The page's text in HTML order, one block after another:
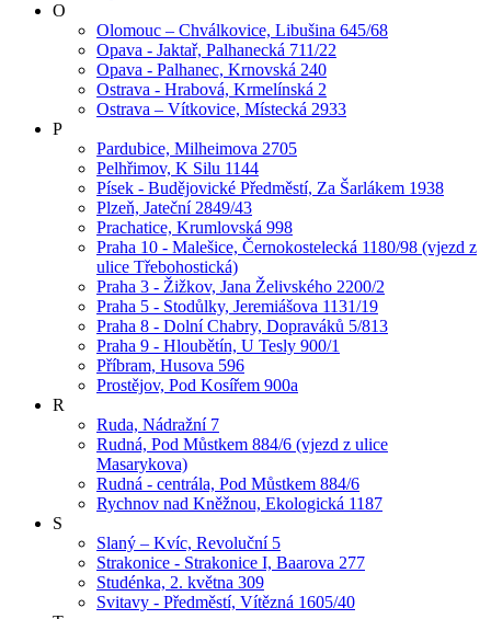
O
Olomouc – Chválkovice, Libušina 645/68
Opava - Jaktař, Palhanecká 711/22
Opava - Palhanec, Krnovská 240
Ostrava - Hrabová, Krmelínská 2
Ostrava – Vítkovice, Místecká 2933
P
Pardubice, Milheimova 2705
Pelhřimov, K Silu 1144
Písek - Budějovické Předměstí, Za Šarlákem 1938
Plzeň, Jateční 2849/43
Prachatice, Krumlovská 998
Praha 10 - Malešice, Černokostelecká 1180/98 (vjezd z
ulice Třebohostická)
Praha 3 - Žižkov, Jana Želivského 2200/2
Praha 5 - Stodůlky, Jeremiášova 1131/19
Praha 8 - Dolní Chabry, Dopraváků 5/813
Praha 9 - Hloubětín, U Tesly 900/1
Příbram, Husova 596
Prostějov, Pod Kosířem 900a
R
Ruda, Nádražní 7
Rudná, Pod Můstkem 884/6 (vjezd z ulice
Masarykova)
Rudná - centrála, Pod Můstkem 884/6
Rychnov nad Kněžnou, Ekologická 1187
S
Slaný – Kvíc, Revoluční 5
Strakonice - Strakonice I, Baarova 277
Studénka, 2. května 309
Svitavy - Předměstí, Vítězná 1605/40